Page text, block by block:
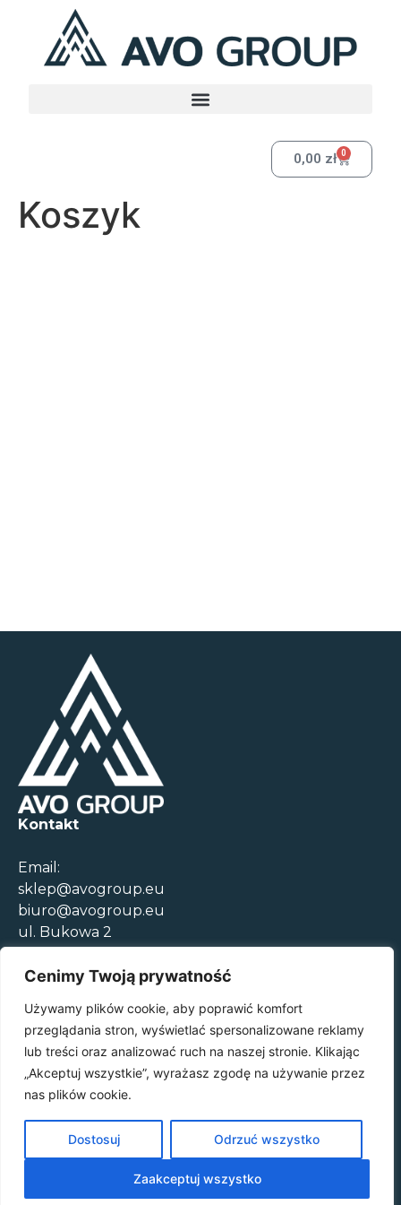
Cenimy Twoją prywatność
Używamy plików cookie, aby poprawić komfort
przeglądania stron, wyświetlać spersonalizowane reklamy
lub treści oraz analizować ruch na naszej stronie. Klikając
„Akceptuj wszystkie”, wyrażasz zgodę na używanie przez
nas plików cookie.
Dostosuj Odrzuć wszystko
Zaakceptuj wszystko
0,00 zł 0
Koszyk
Kontakt
Email:
sklep@avogroup.eu
biuro@avogroup.eu
ul. Bukowa 2
+48 22 308 00 52
Godziny otwarcia
Pon.-Czw. 08:30-17:00
Pt. 09:00-15:00
Regulamin sklepu
© 2025 AVO GROUP